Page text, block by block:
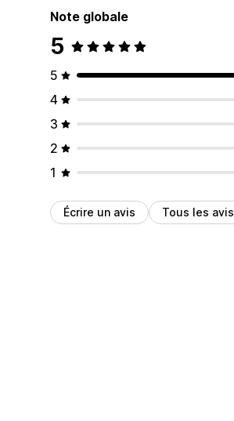
Note globale
5
5
4
3
2
1
Écrire un avis Tous les avis